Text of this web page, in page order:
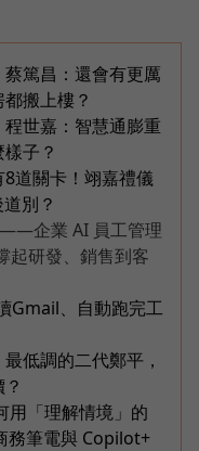
篤昌：還會有更厲
搬上樓？
世嘉：智慧通膨重
子？
道關卡！翊嘉禮儀
別？
——企業 AI 員工管理
起研發、銷售到客
Gmail、自動跑完工
低調的二代鄭平，
用「理解情境」的
務筆電與 Copilot+